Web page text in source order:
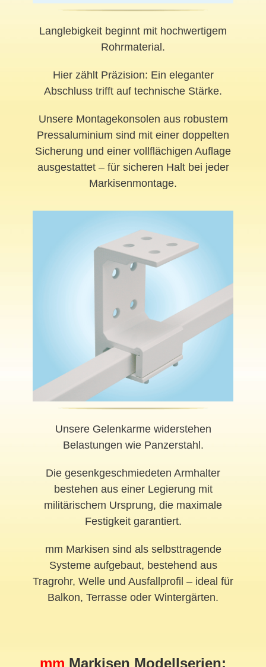
Langlebigkeit beginnt mit hochwertigem
Rohrmaterial.
Hier zählt Präzision: Ein eleganter
Abschluss trifft auf technische Stärke.
Unsere Montagekonsolen aus robustem
Pressaluminium sind mit einer doppelten
Sicherung und einer vollflächigen Auflage
ausgestattet – für sicheren Halt bei jeder
Markisenmontage.
Unsere Gelenkarme widerstehen
Belastungen wie Panzerstahl.
Die gesenkgeschmiedeten Armhalter
bestehen aus einer Legierung mit
militärischem Ursprung, die maximale
Festigkeit garantiert.
mm Markisen sind als selbsttragende
Systeme aufgebaut, bestehend aus
Tragrohr, Welle und Ausfallprofil – ideal für
Balkon, Terrasse oder Wintergärten.
mm Markisen Modellserien: